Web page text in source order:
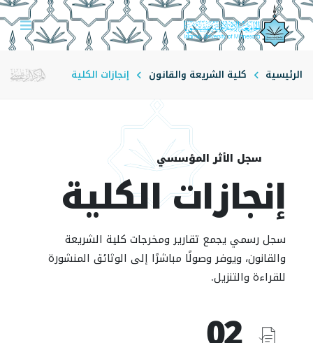
الرئيسية كلية الشريعة والقانون إنجازات الكلية
سجل الأثر المؤسسي
إنجازات الكلية
سجل رسمي يجمع تقارير ومخرجات كلية الشريعة
والقانون، ويوفر وصولًا مباشرًا إلى الوثائق المنشورة
للقراءة والتنزيل.